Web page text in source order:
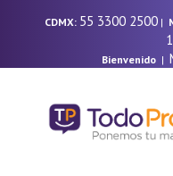
CDMX: 55 3300 2500|
Bienvenido|